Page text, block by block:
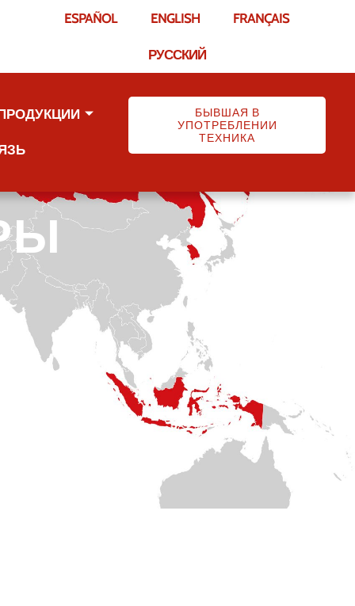
ESPAÑOL ENGLISH FRANÇAIS
РУССКИЙ
БЫВШАЯ В
УПОТРЕБЛЕНИИ
ТЕХНИКА